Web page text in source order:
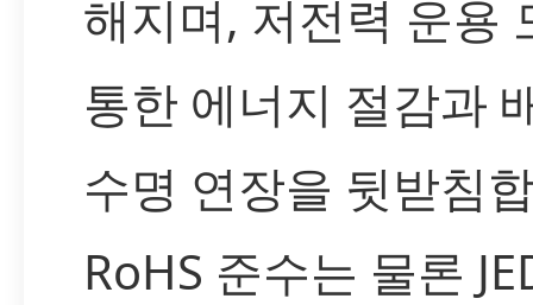
해지며, 저전력 운용
통한 에너지 절감과
수명 연장을 뒷받침
RoHS 준수는 물론